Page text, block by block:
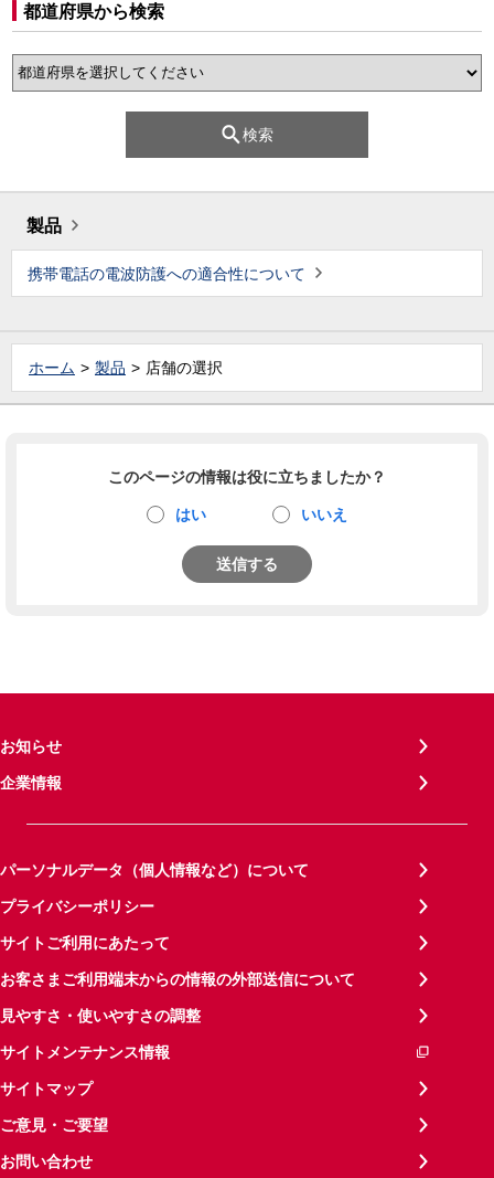
都道府県から検索
検索
製品
携帯電話の電波防護への適合性について
ホーム 製品 店舗の選択
このページの情報は役に立ちましたか？
はい いいえ
送信する
お知らせ
企業情報
パーソナルデータ（個人情報など）について
プライバシーポリシー
サイトご利用にあたって
お客さまご利用端末からの情報の外部送信について
見やすさ・使いやすさの調整
サイトメンテナンス情報
サイトマップ
ご意見・ご要望
お問い合わせ